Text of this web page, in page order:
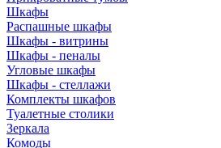
Шкафы
Распашные шкафы
Шкафы - витрины
Шкафы - пеналы
Угловые шкафы
Шкафы - стеллажи
Комплекты шкафов
Туалетные столики
Зеркала
Комоды